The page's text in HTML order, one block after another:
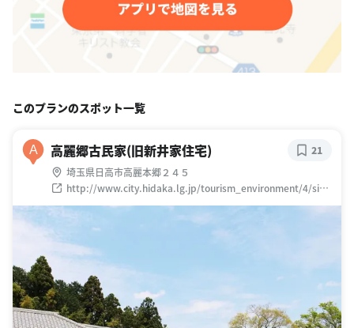
このプランのスポット一覧
A 高麗郷古民家(旧新井家住宅)
埼玉県日高市高麗本郷２４５
http://www.city.hidaka.lg.jp/tourism_environment/4/sise
tu/5869.html
21